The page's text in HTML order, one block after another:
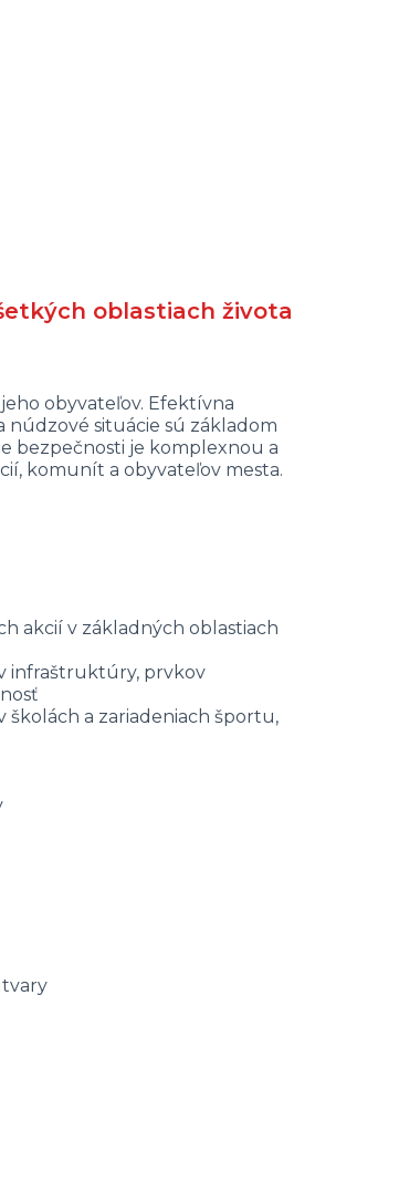
oblastiach života
obyvateľov. Efektívna
núdzové situácie sú základom
bezpečnosti je komplexnou a
komunít a obyvateľov mesta.
akcií v základných oblastiach
infraštruktúry, prvkov
školách a zariadeniach športu,